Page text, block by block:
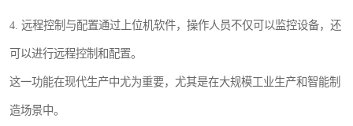
4. 远程控制与配置通过上位机软件，操作人员不仅可以监控设备，还
可以进行远程控制和配置。
这一功能在现代生产中尤为重要，尤其是在大规模工业生产和智能制
造场景中。